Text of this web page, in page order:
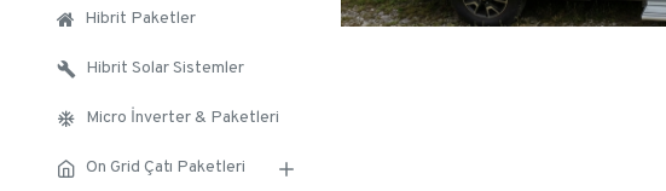
Hibrit Paketler
Hibrit Solar Sistemler
Micro İnverter & Paketleri
On Grid Çatı Paketleri